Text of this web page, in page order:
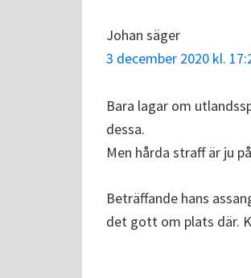
Johan säger
3 december 2020 kl.
Bara lagar om
dessa.
Men hårda straff är ju
Beträffande hans
det gott om plats där.